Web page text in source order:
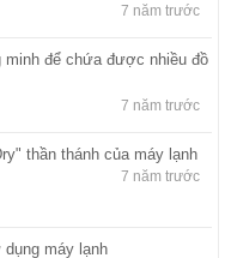
7 năm trước
minh để chứa được nhiều đồ
7 năm trước
thần thánh của máy lạnh
7 năm trước
máy lạnh